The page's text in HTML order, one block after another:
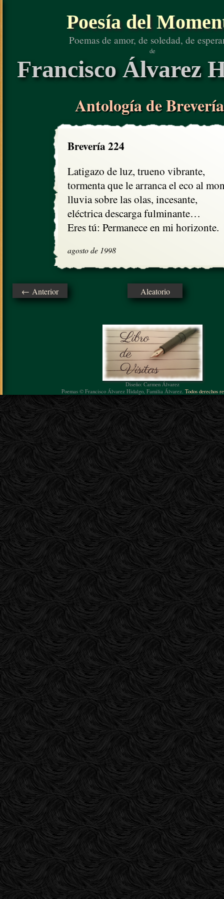
Poesía del
Poemas de amor, de soledad, de
de
Francisco Álvarez
Antología de
Brevería 224
Latigazo de luz, trueno vibrante,
tormenta que le arranca el eco al
lluvia sobre las olas, incesante,
eléctrica descarga fulminante…
Eres tú: Permanece en mi horizonte.
agosto de 1998
← Anterior Aleatorio
Diseño: Carmen Álvarez
Poemas © Francisco Álvarez Hidalgo, Familia Álvarez. Todos derechos